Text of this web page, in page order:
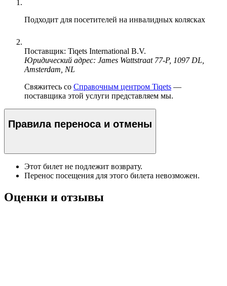
Подходит для посетителей на инвалидных колясках
Поставщик: Tiqets International B.V.
Юридический адрес: James Wattstraat 77-P, 1097 DL,
Amsterdam, NL
Свяжитесь со Справочным центром Tiqets —
поставщика этой услуги представляем мы.
Правила переноса и отмены
Этот билет не подлежит возврату.
Перенос посещения для этого билета невозможен.
Оценки и отзывы